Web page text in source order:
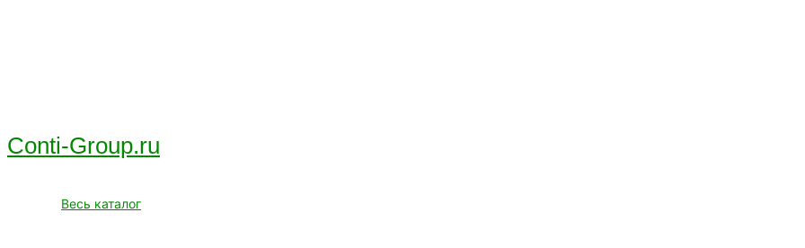
Conti-Group.ru
Весь каталог